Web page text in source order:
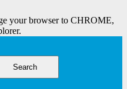
your browser to CHROME,
Search